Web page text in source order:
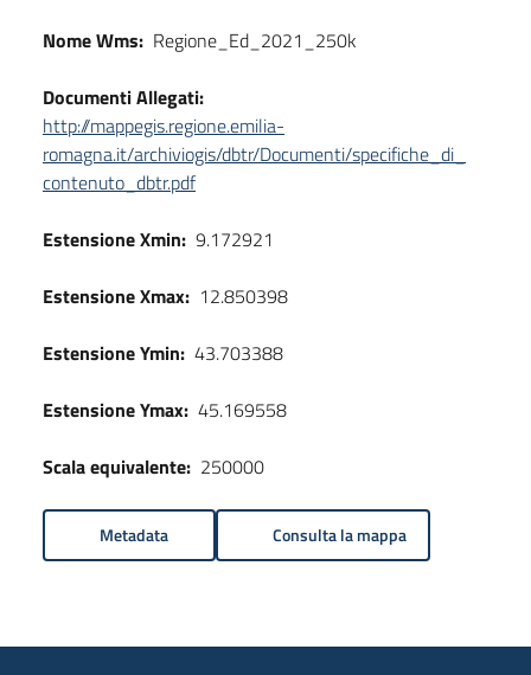
Nome Wms: Regione_Ed_2021_250k
Documenti Allegati:
http://mappegis.regione.emilia-
romagna.it/archiviogis/dbtr/Documenti/specifiche_di_
contenuto_dbtr.pdf
Estensione Xmin: 9.172921
Estensione Xmax: 12.850398
Estensione Ymin: 43.703388
Estensione Ymax: 45.169558
Scala equivalente: 250000
Metadata Consulta la mappa